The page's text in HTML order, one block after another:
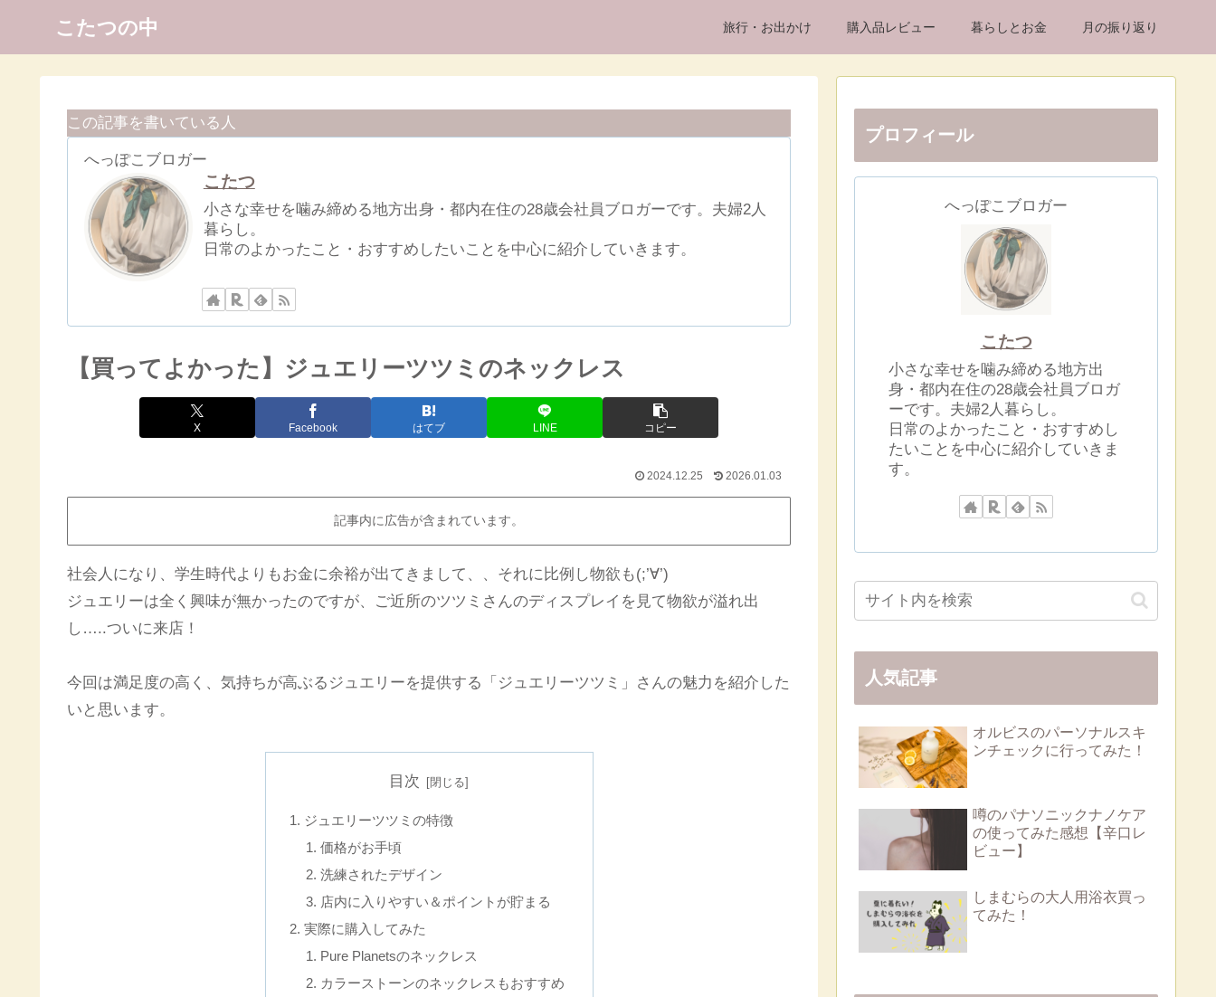
こたつの中 旅行・お出かけ 購入品レビュー 暮らしとお金 月の振り返り
この記事を書いている人
へっぽこブロガー
こたつ
小さな幸せを噛み締める地方出身・都内在住の28歳会社員ブロガーです。夫婦2人
暮らし。
日常のよかったこと・おすすめしたいことを中心に紹介していきます。
【買ってよかった】ジュエリーツツミのネックレス
X Facebook はてブ LINE コピー
2024.12.25 2026.01.03
記事内に広告が含まれています。
社会人になり、学生時代よりもお金に余裕が出てきまして、、それに比例し物欲も(;’∀’)
ジュエリーは全く興味が無かったのですが、ご近所のツツミさんのディスプレイを見て物欲が溢れ出
し…..ついに来店！
今回は満足度の高く、気持ちが高ぶるジュエリーを提供する「ジュエリーツツミ」さんの魅力を紹介した
いと思います。
目次
ジュエリーツツミの特徴
価格がお手頃
洗練されたデザイン
店内に入りやすい＆ポイントが貯まる
実際に購入してみた
Pure Planetsのネックレス
カラーストーンのネックレスもおすすめ
プロフィール
へっぽこブロガー
こたつ
小さな幸せを噛み締める地方出
身・都内在住の28歳会社員ブロガ
ーです。夫婦2人暮らし。
日常のよかったこと・おすすめし
たいことを中心に紹介していきま
す。
人気記事
オルビスのパーソナルスキ
ンチェックに行ってみた！
噂のパナソニックナノケア
の使ってみた感想【辛口レ
ビュー】
しまむらの大人用浴衣買っ
てみた！